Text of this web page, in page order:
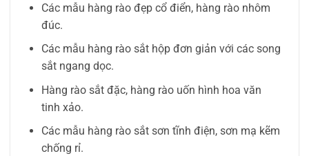
Các mẫu hàng rào đẹp cổ điển, hàng rào nhôm
đúc.
Các mẫu hàng rào sắt hộp đơn giản với các song
sắt ngang dọc.
Hàng rào sắt đặc, hàng rào uốn hình hoa văn
tinh xảo.
Các mẫu hàng rào sắt sơn tĩnh điện, sơn mạ kẽm
chống rỉ.